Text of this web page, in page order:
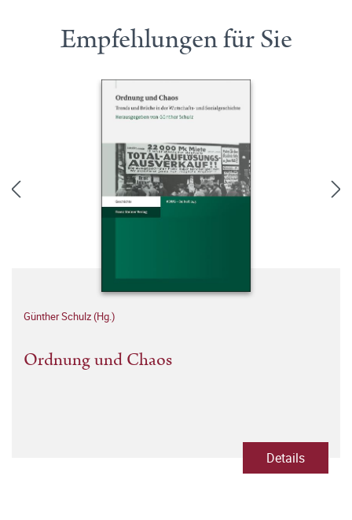
Empfehlungen für Sie
Günther Schulz (Hg.)
Ordnung und Chaos
Details